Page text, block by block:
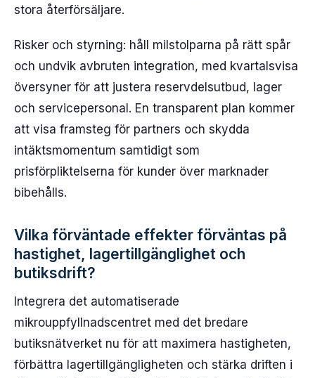
stora återförsäljare.
Risker och styrning: håll milstolparna på rätt spår
och undvik avbruten integration, med kvartalsvisa
översyner för att justera reservdelsutbud, lager
och servicepersonal. En transparent plan kommer
att visa framsteg för partners och skydda
intäktsmomentum samtidigt som
prisförpliktelserna för kunder över marknader
bibehålls.
Vilka förväntade effekter förväntas på
hastighet, lagertillgänglighet och
butiksdrift?
Integrera det automatiserade
mikrouppfyllnadscentret med det bredare
butiksnätverket nu för att maximera hastigheten,
förbättra lagertillgängligheten och stärka driften i